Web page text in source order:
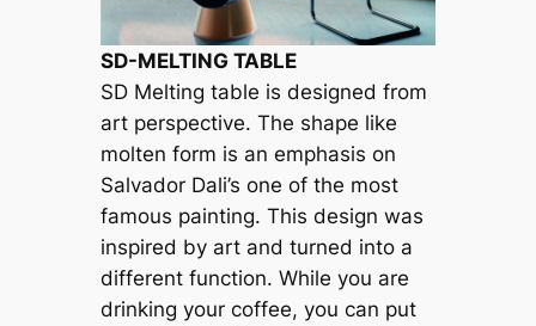
SD-MELTING TABLE
SD Melting table is designed from
art perspective. The shape like
molten form is an emphasis on
Salvador Dali’s one of the most
famous painting. This design was
inspired by art and turned into a
different function. While you are
drinking your coffee, you can put